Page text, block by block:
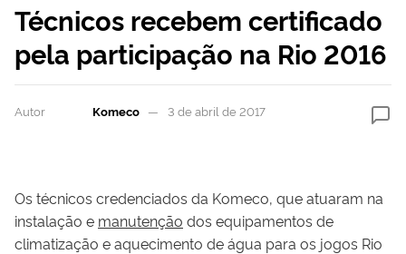
Técnicos recebem certificado
pela participação na Rio 2016
Autor Komeco 3 de abril de 2017
Os técnicos credenciados da Komeco, que atuaram na
instalação e manutenção dos equipamentos de
climatização e aquecimento de água para os jogos Rio